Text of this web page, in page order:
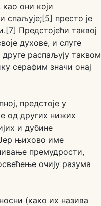
они који
спаљује;[5] престо је
Предстојећи таквој
духове, и слуге
распаљују таквом
серафим значи онај
предстоје у
од других нижих
и дубине
њихово име
премудрости,
очију разума
(како их назива